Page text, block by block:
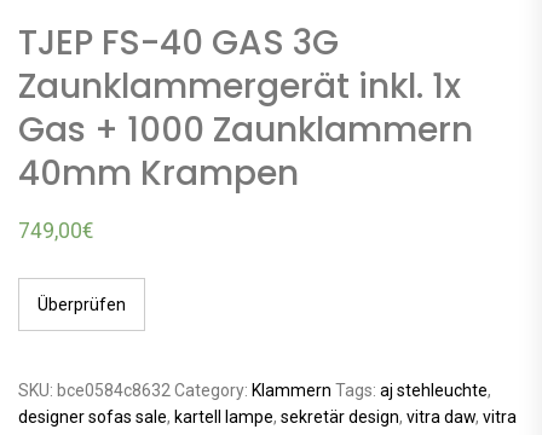
TJEP FS-40 GAS 3G
Zaunklammergerät inkl. 1x
Gas + 1000 Zaunklammern
40mm Krampen
749,00€
Überprüfen
SKU: bce0584c8632 Category: Klammern Tags: aj stehleuchte,
designer sofas sale, kartell lampe, sekretär design, vitra daw, vitra